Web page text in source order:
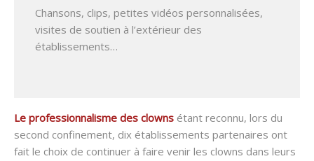
Chansons, clips, petites vidéos personnalisées,
visites de soutien à l’extérieur des
établissements…
Le professionnalisme des clowns étant reconnu, lors du
second confinement, dix établissements partenaires ont
fait le choix de continuer à faire venir les clowns dans leurs